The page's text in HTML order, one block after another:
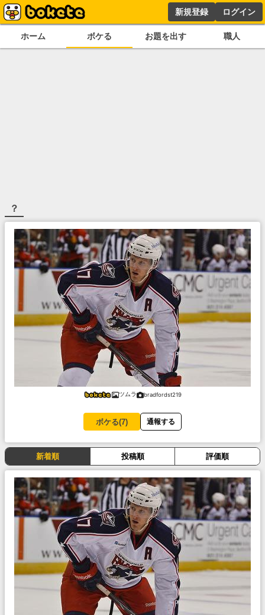
新規登録 ログイン
ホーム ボケる お題を出す 職人
？
ツムラ bradfordst219
ボケる(7) 通報する
新着順 投稿順 評価順